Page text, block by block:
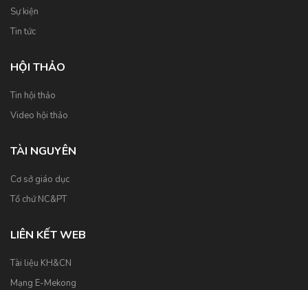
Sự kiện
Tin tức
HỘI THẢO
Tin hội thảo
Video hội thảo
TÀI NGUYÊN
Cơ sở giáo dục
Tổ chứ NC&PT
LIÊN KẾT WEB
Tài liệu KH&CN
Mạng E-Mekong